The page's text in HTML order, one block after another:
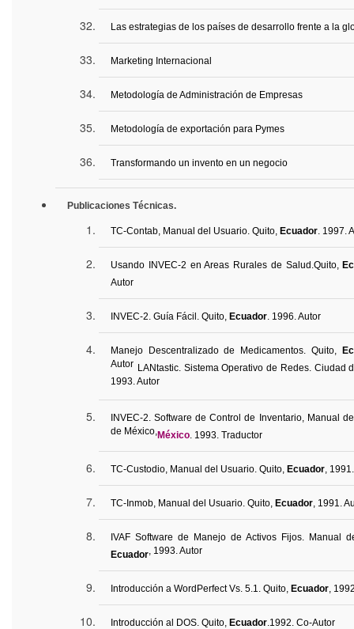
Las estrategias de los países de desarrollo frente a la
Marketing Internacional
Metodología de Administración de Empresas
Metodología de exportación para Pymes
Transformando un invento en un negocio
Publicaciones Técnicas.
TC-Contab , Manual del Usuario. Quito, Ecuador . 1997.
Usando INVEC-2 enAreas Rurales de Salud. Quito,
Autor
INVEC-2. Guía Fácil. Quito, Ecuador 1996. Autor
Manejo Descentralizado de Medicamentos. Quito,
Autor LANtastic. Sistema Operativo de Redes. Ciudad
1993. Autor
INVEC-2. Software de Control de Inventario, Manual
de México,México . 1993. Traductor
TC-Custodio, Manual del Usuario. Quito, Ecuador ,
TC-Inmob , Manual del Usuario. Quito, Ecuador , 1991.
IVAF Software de Manejo de Activos Fijos. Manual
Ecuador, 1993. Autor
Introducción a WordPerfect Vs. 5.1. Quito, Ecuador ,
Introducción al DOS. Quito, Ecuador 1992. Co-Autor